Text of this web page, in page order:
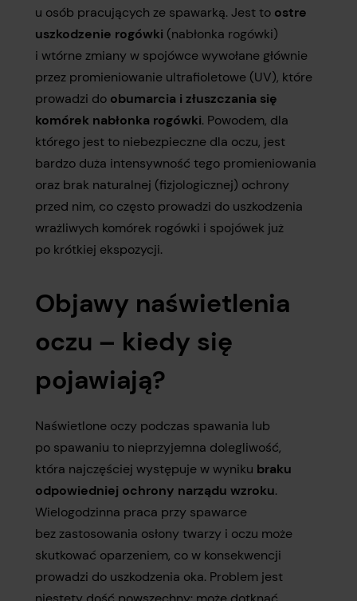
u osób pracujących ze spawarką. Jest to ostre
uszkodzenie rogówki (nabłonka rogówki)
i wtórne zmiany w spojówce wywołane głównie
przez promieniowanie ultrafioletowe (UV), które
prowadzi do obumarcia i złuszczania się
komórek nabłonka rogówki. Powodem, dla
którego jest to niebezpieczne dla oczu, jest
bardzo duża intensywność tego promieniowania
oraz brak naturalnej (fizjologicznej) ochrony
przed nim, co często prowadzi do uszkodzenia
wrażliwych komórek rogówki i spojówek już
po krótkiej ekspozycji.
Objawy naświetlenia
oczu – kiedy się
pojawiają?
Naświetlone oczy podczas spawania lub
po spawaniu to nieprzyjemna dolegliwość,
która najczęściej występuje w wyniku braku
odpowiedniej ochrony narządu wzroku.
Wielogodzinna praca przy spawarce
bez zastosowania osłony twarzy i oczu może
skutkować oparzeniem, co w konsekwencji
prowadzi do uszkodzenia oka. Problem jest